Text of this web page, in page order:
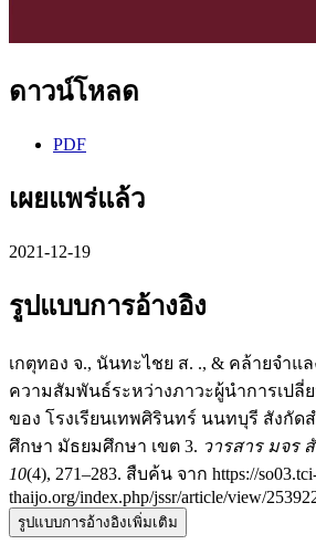
ดาวน์โหลด
PDF
เผยแพร่แล้ว
2021-12-19
รูปแบบการอ้างอิง
เกตุทอง จ., นันทะไชย ส. ., & คล้ายจำแ
ความสัมพันธ์ระหว่างภาวะผู้นำการเปลี่
ของ โรงเรียนเทพศิรินทร์ นนทบุรี สังกัด
ศึกษา มัธยมศึกษา เขต 3. วารสาร มจร
10(4), 271–283. สืบค้น จาก https://
thaijo.org/index.php/jssr/article/view/
รูปแบบการอ้างอิงเพิ่มเติม